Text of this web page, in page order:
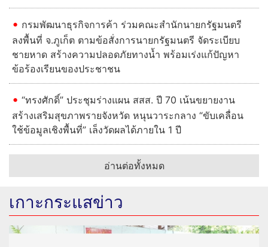
กรมพัฒนาธุรกิจการค้า ร่วมคณะสำนักนายกรัฐมนตรี
ลงพื้นที่ จ.ภูเก็ต ตามข้อสั่งการนายกรัฐมนตรี จัดระเบียบ
ชายหาด สร้างความปลอดภัยทางน้ำ พร้อมเร่งแก้ปัญหา
ข้อร้องเรียนของประชาชน
“ทรงศักดิ์” ประชุมร่างแผน สสส. ปี 70 เน้นขยายงาน
สร้างเสริมสุขภาพรายจังหวัด หนุนวาระกลาง “ขับเคลื่อน
ใช้ข้อมูลเชิงพื้นที่” เล็งวัดผลได้ภายใน 1 ปี
อ่านต่อทั้งหมด
เกาะกระแสข่าว